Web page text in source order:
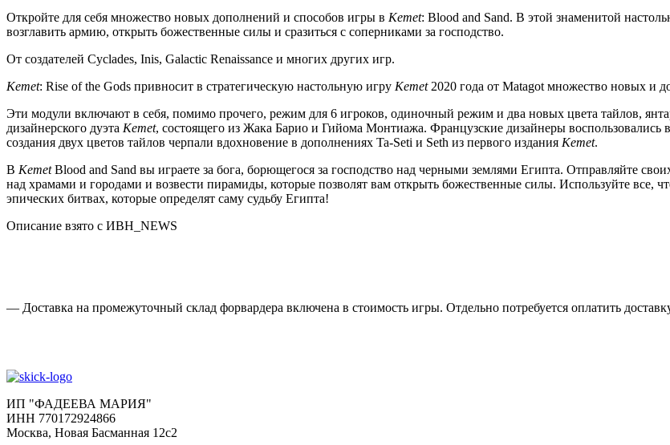
Откройте для себя множество новых дополнений и способов игры в Kemet: Blood and Sand. В этой знаменитой
возглавить армию, открыть божественные силы и сразиться с соперниками за господство.
От создателей Cyclades, Inis, Galactic Renaissance и многих других игр.
Kemet: Rise of the Gods привносит в стратегическую настольную игру Kemet2020 года от Matagot множество новых и
Эти модули включают в себя, помимо прочего, режим для 6 игроков, одиночный режим и два новых цвета тайлов,
дизайнерского дуэта Kemet, состоящего из Жака Барио и Гийома Монтиажа. Французские дизайнеры
создания двух цветов тайлов черпали вдохновение в дополнениях Ta-Seti и Seth из первого издания Kemet.
В KemetBlood and Sand вы играете за бога, борющегося за господство над черными землями Египта. Отправляйте
над храмами и городами и возвести пирамиды, которые позволят вам открыть божественные силы. Используйте все,
эпических битвах, которые определят саму судьбу Египта!
Описание взято с ИВН_NEWS
— Доставка на промежуточный склад форвардера включена в стоимость игры. Отдельно потребуется оплатить
ИП "ФАДЕЕВА МАРИЯ"
ИНН 770172924866
Москва, Новая Басманная 12с2